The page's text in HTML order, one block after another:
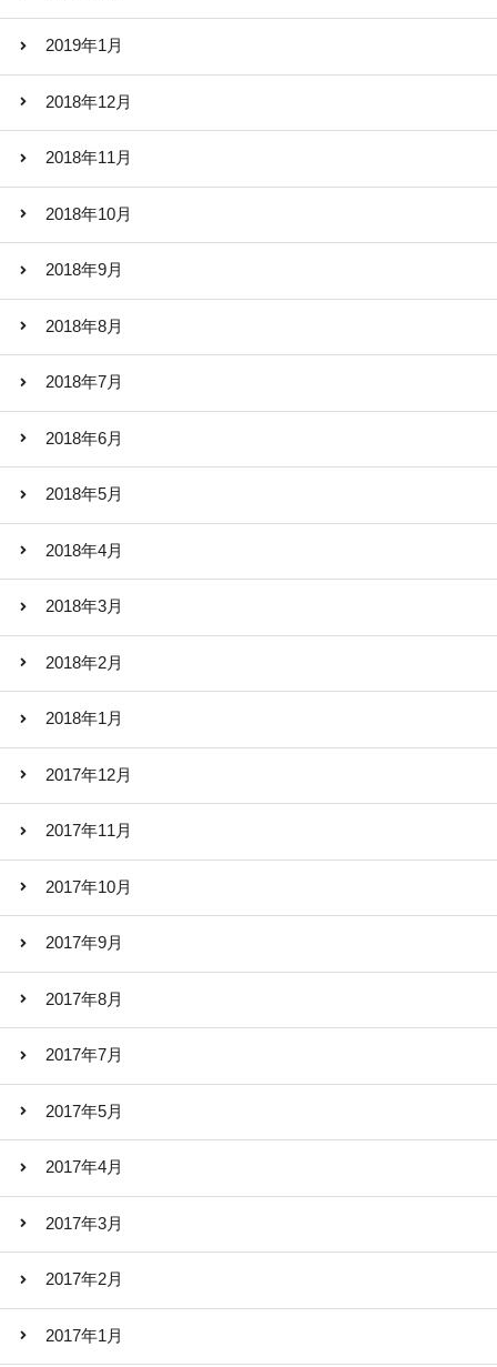
2019年1月
2018年12月
2018年11月
2018年10月
2018年9月
2018年8月
2018年7月
2018年6月
2018年5月
2018年4月
2018年3月
2018年2月
2018年1月
2017年12月
2017年11月
2017年10月
2017年9月
2017年8月
2017年7月
2017年5月
2017年4月
2017年3月
2017年2月
2017年1月